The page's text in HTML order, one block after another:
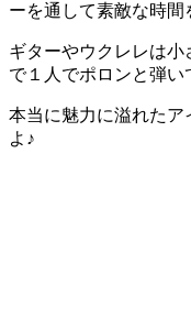
ーを通して素敵な時間
ギターやウクレレは
で１人でポロンと弾
本当に魅力に溢れた
よ♪